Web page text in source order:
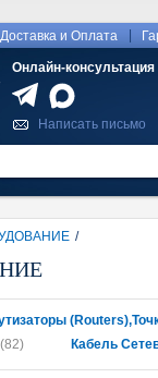
Доставка и Оплата
Онлайн-консультация
Написать письмо
/
(82) Кабель